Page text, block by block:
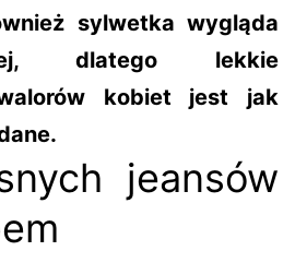
sylwetka wygląda
dlatego lekkie
kobiet jest jak
jeansów